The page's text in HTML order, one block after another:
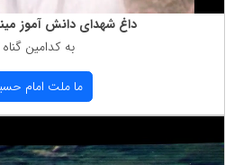
داغ شهدای دانش آموز
به كدامین
ما ملت امام